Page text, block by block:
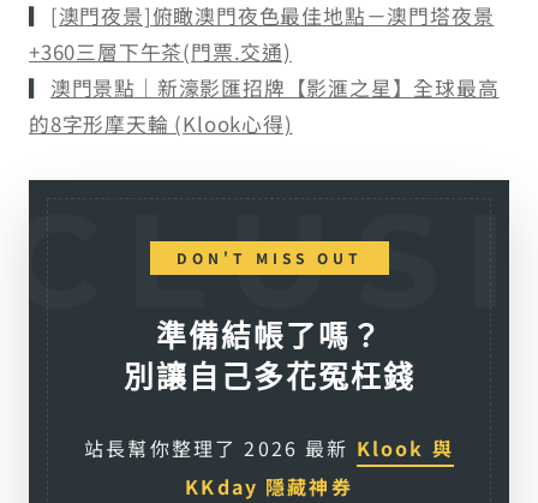
▎ [澳門夜景]俯瞰澳門夜色最佳地點－澳門塔夜景
+360三層下午茶(門票.交通)
▎ 澳門景點｜新濠影匯招牌【影滙之星】全球最高
的8字形摩天輪‎ (Klook心得)
DON'T MISS OUT
準備結帳了嗎？
別讓自己多花冤枉錢
站長幫你整理了 2026 最新 Klook 與
KKday 隱藏神券